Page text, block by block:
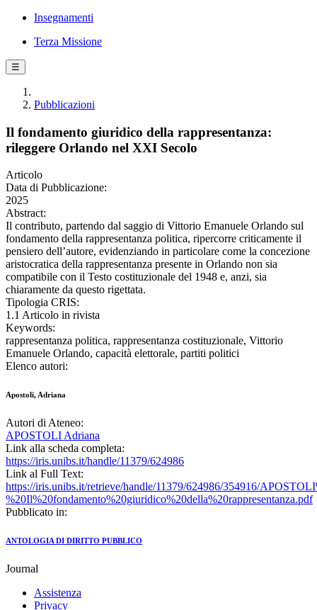
Insegnamenti
Terza Missione
☰
Pubblicazioni
Il fondamento giuridico della rappresentanza:
rileggere Orlando nel XXI Secolo
Articolo
Data di Pubblicazione:
2025
Abstract:
Il contributo, partendo dal saggio di Vittorio Emanuele Orlando sul
fondamento della rappresentanza politica, ripercorre criticamente il
pensiero dell’autore, evidenziando in particolare come la concezione
aristocratica della rappresentanza presente in Orlando non sia
compatibile con il Testo costituzionale del 1948 e, anzi, sia
chiaramente da questo rigettata.
Tipologia CRIS:
1.1 Articolo in rivista
Keywords:
rappresentanza politica, rappresentanza costituzionale, Vittorio
Emanuele Orlando, capacità elettorale, partiti politici
Elenco autori:
Apostoli, Adriana
Autori di Ateneo:
APOSTOLI Adriana
Link alla scheda completa:
https://iris.unibs.it/handle/11379/624986
Link al Full Text:
https://iris.unibs.it/retrieve/handle/11379/624986/354916/
%20Il%20fondamento%20giuridico%20della%20rappresentanza.pdf
Pubblicato in:
ANTOLOGIA DI DIRITTO PUBBLICO
Journal
Assistenza
Privacy